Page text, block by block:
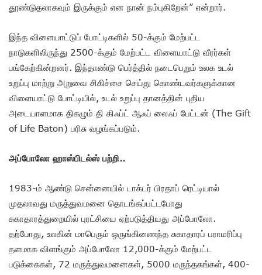
தூண்டுதலாகவும் இருக்கும் என நான் நம்புகிறேன்” என்றார்.
இந்த விளையாட்டுப் போட்டிகளில் 50-க்கும் மேற்பட்ட
நாடுகளிலிருந்து 2500-க்கும் மேற்பட்ட விளையாட்டு வீரர்கள்
பங்கேற்கின்றனர். இந்தாண்டு பெர்த்தில் நடைபெறும் உலக உடல்
உறுப்பு மாற்று அறுவை சிகிச்சை செய்து கொண்டவர்களுக்கான
விளையாட்டு போட்டியில், உடல் உறுப்பு தானத்தின் புதிய
அடையாளமாக திகழும் தி கிஃப்ட் ஆஃப் லைஃப் பேட்டன் (The Gift
of Life Baton) பரிசு வழங்கப்படும்.
அப்போலோ ஹாஸ்பிடல்ஸ் பற்றி..
1983-ம் ஆண்டு சென்னையில் டாக்டர் பிரதாப் ரெட்டியால்
முதலாவது மருத்துவமனை தொடங்கப்பட்டபோது
சுகாதாரத்துறையில் புரட்சியை ஏற்படுத்தியது அப்போலோ.
தற்போது, உலகின் மாபெரும் ஒருங்கிணைந்த சுகாதாரப் பராமரிப்பு
தளமாக விளங்கும் அப்போலோ 12,000-க்கும் மேற்பட்ட
படுக்கைகள், 72 மருத்துவமனைகள், 5000 மருந்தகங்கள், 400-